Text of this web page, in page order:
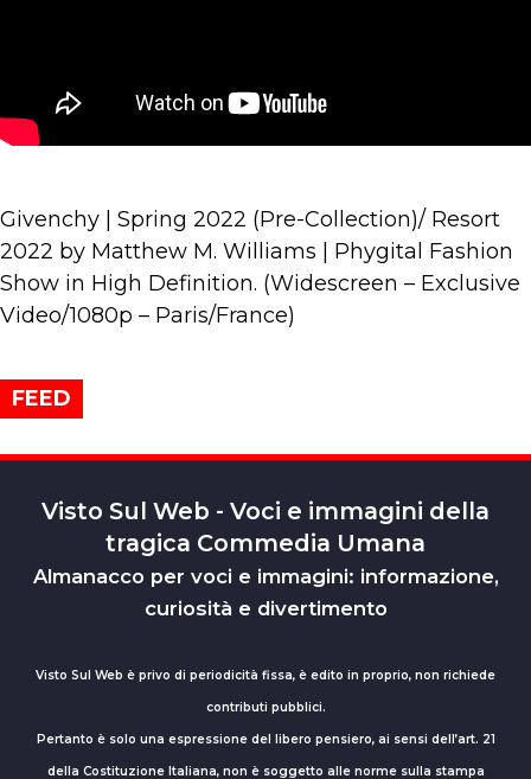
Givenchy | Spring 2022 (Pre-Collection)/ Resort
2022 by Matthew M. Williams | Phygital Fashion
Show in High Definition. (Widescreen – Exclusive
Video/1080p – Paris/France)
FEED
Visto Sul Web - Voci e immagini della
tragica Commedia Umana
Almanacco per voci e immagini: informazione,
curiosità e divertimento
Visto Sul Web è privo di periodicità fissa, è edito in proprio, non richiede
contributi pubblici.
Pertanto è solo una espressione del libero pensiero, ai sensi dell’art. 21
della Costituzione Italiana, non è soggetto alle norme sulla stampa